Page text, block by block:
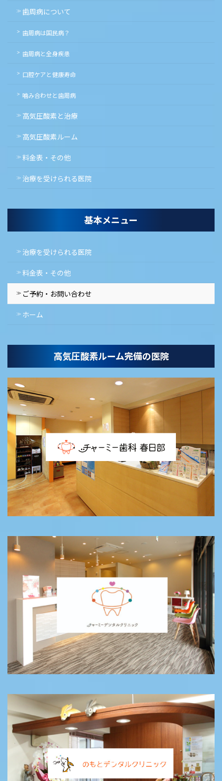
歯周病について
歯周病は国民病？
歯周病と全身疾患
口腔ケアと健康寿命
噛み合わせと歯周病
高気圧酸素と治療
高気圧酸素ルーム
料金表・その他
治療を受けられる医院
基本メニュー
治療を受けられる医院
料金表・その他
ご予約・お問い合わせ
ホーム
高気圧酸素ルーム完備の医院